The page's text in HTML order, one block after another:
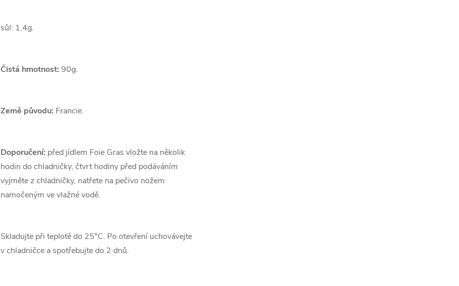
sůl: 1,4g.
Čistá hmotnost: 90g.
Země původu: Francie.
Doporučení: před jídlem Foie Gras vložte na několik
hodin do chladničky, čtvrt hodiny před podáváním
vyjměte z chladničky, natřete na pečivo nožem
namočeným ve vlažné vodě.
Skladujte při teplotě do 25°C. Po otevření uchovávejte
v chladničce a spotřebujte do 2 dnů.